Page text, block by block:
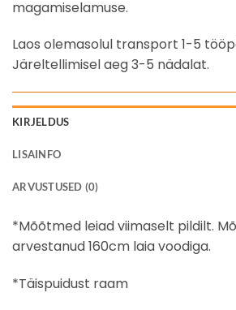
magamiselamuse.
Laos olemasolul transport 1-5
Järeltellimisel aeg 3-5 nädalat.
KIRJELDUS
LISAINFO
ARVUSTUSED (0)
*Mõõtmed leiad viimaselt pildilt.
arvestanud 160cm laia voodiga.
*Täispuidust raam